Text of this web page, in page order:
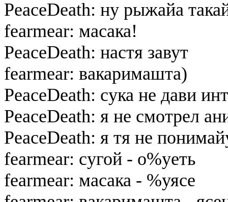
PeaceDeath: ну рыжайа
fearmear: масака!
PeaceDeath: настя завут
fearmear: вакаримашта)
PeaceDeath: сука не дави
PeaceDeath: я не смотрел
PeaceDeath: я тя не
fearmear: сугой - о%уеть
fearmear: масака - %уясе